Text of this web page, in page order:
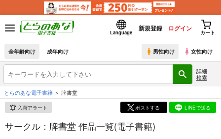
Language
新規登録 ログイン
カート
全年齢向け 成年向け 男性向け 女性向け
詳細
検索
とらのあな電子書籍
牌書堂
入荷アラート ポストする LINEで送る
サークル：牌書堂 作品一覧(電子書籍)